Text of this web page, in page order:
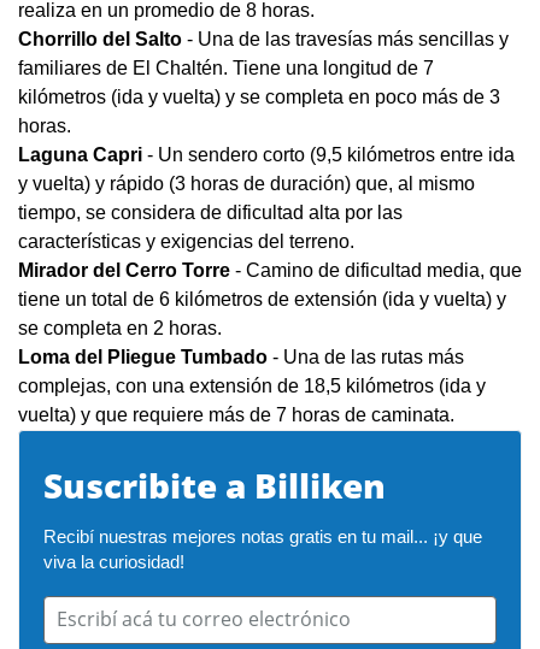
realiza en un promedio de 8 horas.
Chorrillo del Salto - Una de las travesías más sencillas y
familiares de El Chaltén. Tiene una longitud de 7
kilómetros (ida y vuelta) y se completa en poco más de 3
horas.
Laguna Capri - Un sendero corto (9,5 kilómetros entre ida
y vuelta) y rápido (3 horas de duración) que, al mismo
tiempo, se considera de dificultad alta por las
características y exigencias del terreno.
Mirador del Cerro Torre - Camino de dificultad media, que
tiene un total de 6 kilómetros de extensión (ida y vuelta) y
se completa en 2 horas.
Loma del Pliegue Tumbado - Una de las rutas más
complejas, con una extensión de 18,5 kilómetros (ida y
vuelta) y que requiere más de 7 horas de caminata.
Suscribite a Billiken
Recibí nuestras mejores notas gratis en tu mail... ¡y que
viva la curiosidad!
Escribí acá tu correo electrónico